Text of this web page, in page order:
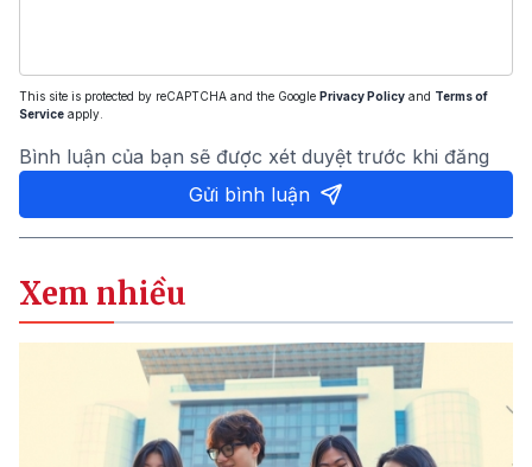
This site is protected by reCAPTCHA and the Google Privacy Policy and Terms of
Service apply.
Bình luận của bạn sẽ được xét duyệt trước khi đăng
Gửi bình luận
Xem nhiều